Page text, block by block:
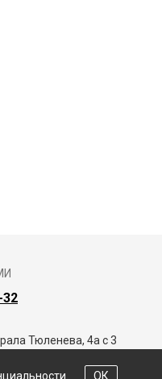
32
Тюленева, 4а с 3
ОК